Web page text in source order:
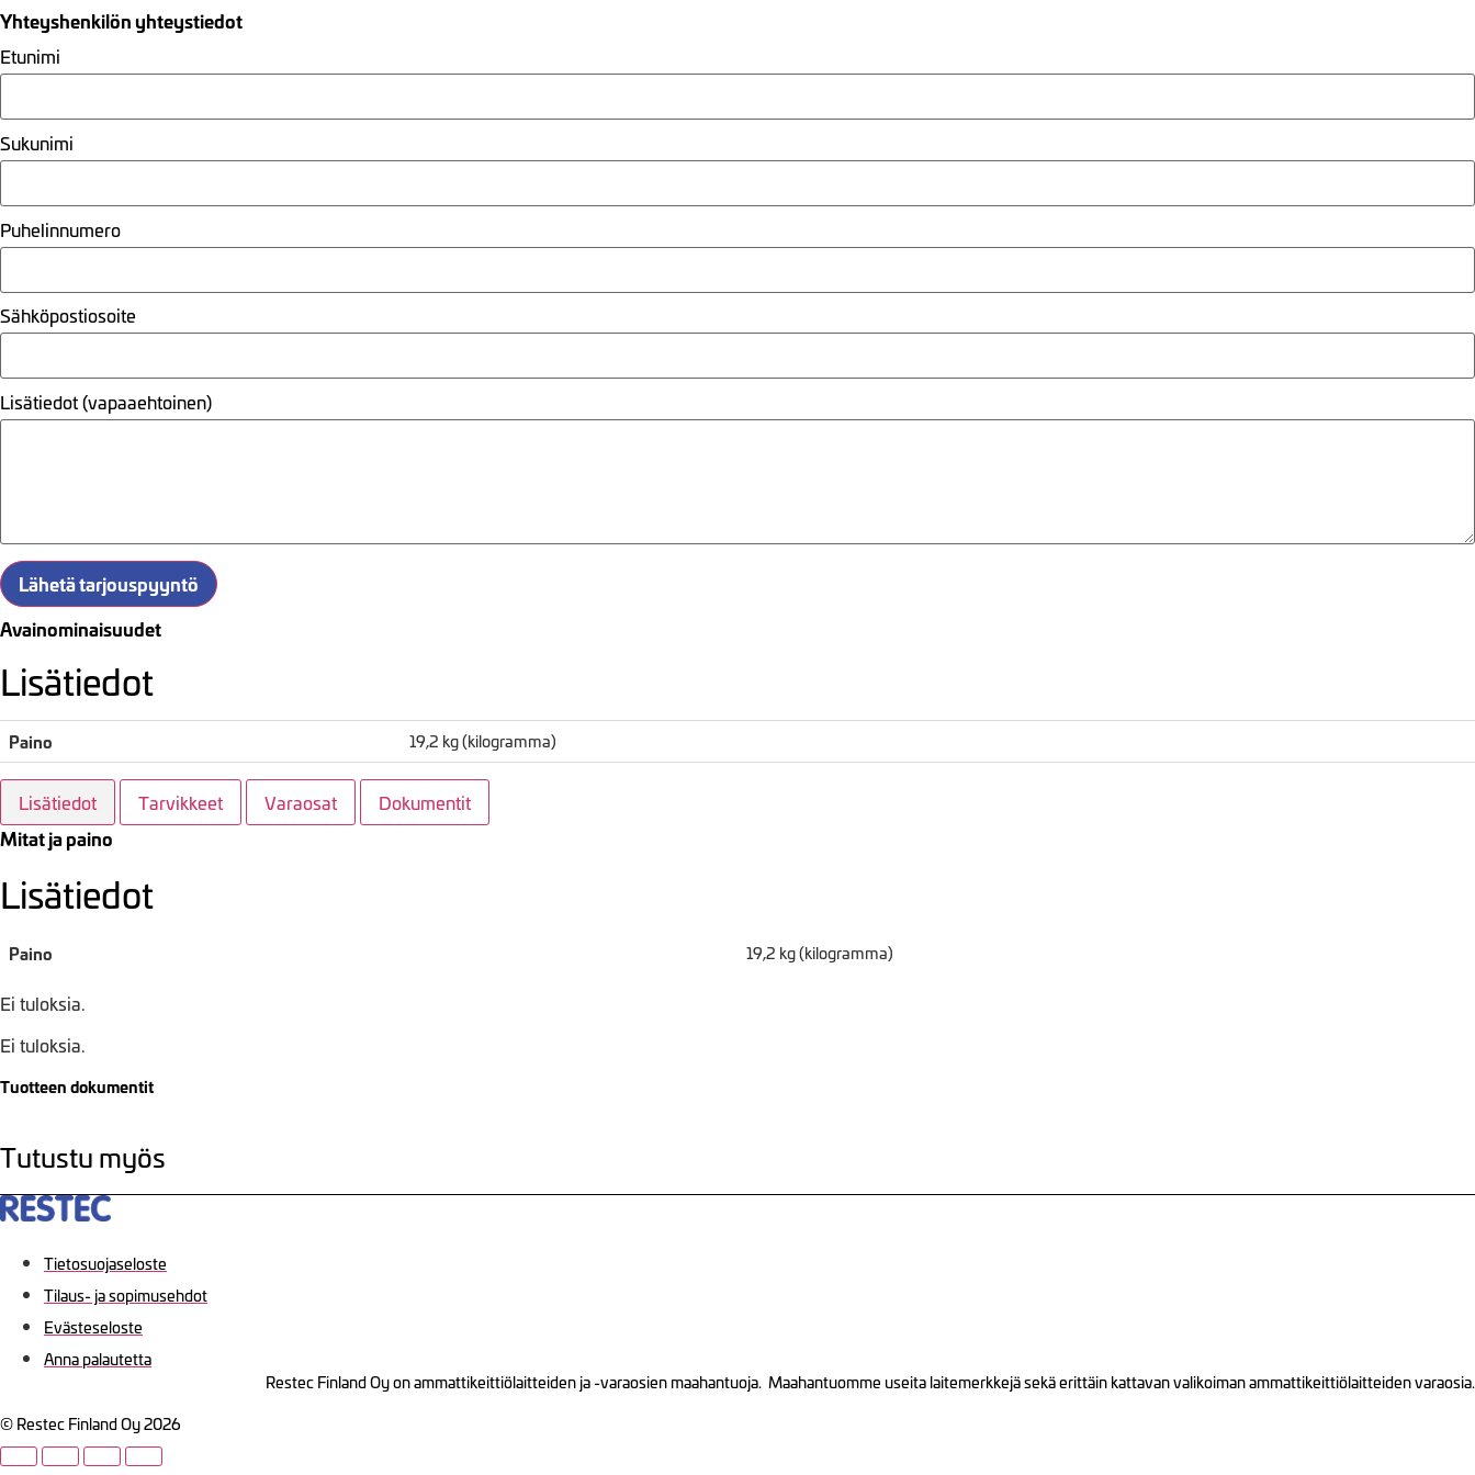
Yhteyshenkilön yhteystiedot
Etunimi
Sukunimi
Puhelinnumero
Sähköpostiosoite
Lisätiedot (vapaaehtoinen)
Lähetä tarjouspyyntö
Avainominaisuudet
Lisätiedot
Paino 19,2 kg (kilogramma)
Lisätiedot Tarvikkeet Varaosat Dokumentit
Mitat ja paino
Lisätiedot
Paino 19,2 kg (kilogramma)
Ei tuloksia.
Ei tuloksia.
Tuotteen dokumentit
Tutustu myös
Tietosuojaseloste
Tilaus- ja sopimusehdot
Evästeseloste
Anna palautetta
Restec Finland Oy on ammattikeittiölaitteiden ja -varaosien maahantuoja. Maahantuomme useita laitemerkkejä sekä erittäin kattavan valikoiman ammattikeittiölaitteiden varaosia.
© Restec Finland Oy 2026